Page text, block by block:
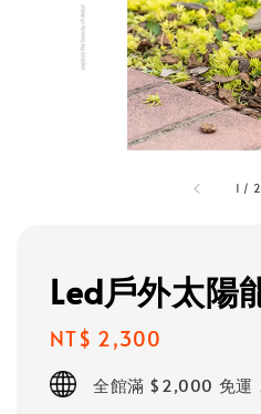
1 / 2
Led戶外太陽
Regular
price
NT$ 2,300
全館滿 $2,000 免運